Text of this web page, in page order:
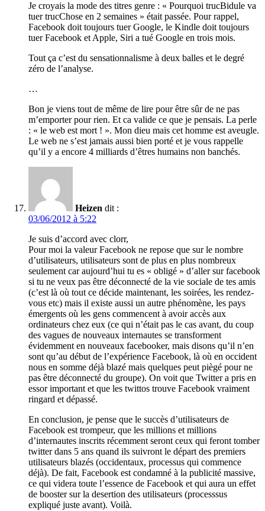
Je croyais la mode des titres genre : « Pourquoi trucBidule va
tuer trucChose en 2 semaines » était passée. Pour rappel,
Facebook doit toujours tuer Google, le Kindle doit toujours
tuer Facebook et Apple, Siri a tué Google en trois mois.
Tout ça c’est du sensationnalisme à deux balles et le degré
zéro de l’analyse.
…
Bon je viens tout de même de lire pour être sûr de ne pas
m’emporter pour rien. Et ca valide ce que je pensais. La perle
: « le web est mort ! ». Mon dieu mais cet homme est aveugle.
Le web ne s’est jamais aussi bien porté et je vous rappelle
qu’il y a encore 4 milliards d’êtres humains non banchés.
Heizen dit :
03/06/2012 à 5:22
Je suis d’accord avec clorr,
Pour moi la valeur Facebook ne repose que sur le nombre
d’utilisateurs, utilisateurs sont de plus en plus nombreux
seulement car aujourd’hui tu es « obligé » d’aller sur facebook
si tu ne veux pas être déconnecté de la vie sociale de tes amis
(c’est là où tout ce décide maintenant, les soirées, les rendez-
vous etc) mais il existe aussi un autre phénomène, les pays
émergents où les gens commencent à avoir accès aux
ordinateurs chez eux (ce qui n’était pas le cas avant, du coup
des vagues de nouveaux internautes se transforment
évidemment en nouveaux facebooker, mais disons qu’il n’en
sont qu’au début de l’expérience Facebook, là où en occident
nous en somme déjà blazé mais quelques peut piègé pour ne
pas être déconnecté du groupe). On voit que Twitter a pris en
essor important et que les twittos trouve Facebook vraiment
ringard et dépassé.
En conclusion, je pense que le succès d’utilisateurs de
Facebook est trompeur, que les millions et millions
d’internautes inscrits récemment seront ceux qui feront tomber
twitter dans 5 ans quand ils suivront le départ des premiers
utilisateurs blazés (occidentaux, processus qui commence
déjà). De fait, Facebook est condamné à la publicité massive,
ce qui videra toute l’essence de Facebook et qui aura un effet
de booster sur la desertion des utilisateurs (processsus
expliqué juste avant). Voilà.